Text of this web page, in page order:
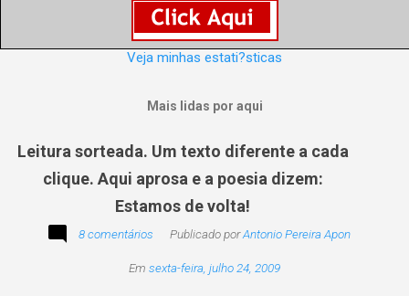
Veja minhas estati?sticas
Mais lidas por aqui
Leitura sorteada. Um texto diferente a cada
clique. Aqui aprosa e a poesia dizem:
Estamos de volta!
8 comentários Publicado porAntonio Pereira Apon
Em sexta-feira, julho 24, 2009